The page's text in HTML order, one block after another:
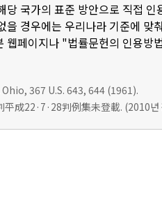
당 국가의 표준 방안으로 직접 인
을 경우에는 우리나라 기준에 맞
웹페이지나 "법률문헌의 인용
Ohio, 367 U.S. 643, 644 (1961).
平成22·7·28判例集未登載. (2010년